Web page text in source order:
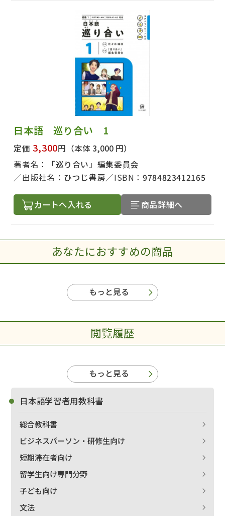
日本語 巡り合い 1
定価 3,300円 （本体 3,000 円）
著者名：
「巡り合い」編集委員会
出版社名： ひつじ書房 ISBN：9784823412165
カートへ入れる 商品詳細へ
あなたにおすすめの商品
もっと見る
閲覧履歴
もっと見る
日本語学習者用教科書
総合教科書
ビジネスパーソン・研修生向け
短期滞在者向け
留学生向け専門分野
子ども向け
文法